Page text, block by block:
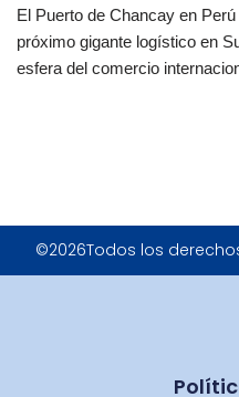
El Puerto de Chancay en
próximo gigante logístico en
esfera del comercio
©2026Todos los